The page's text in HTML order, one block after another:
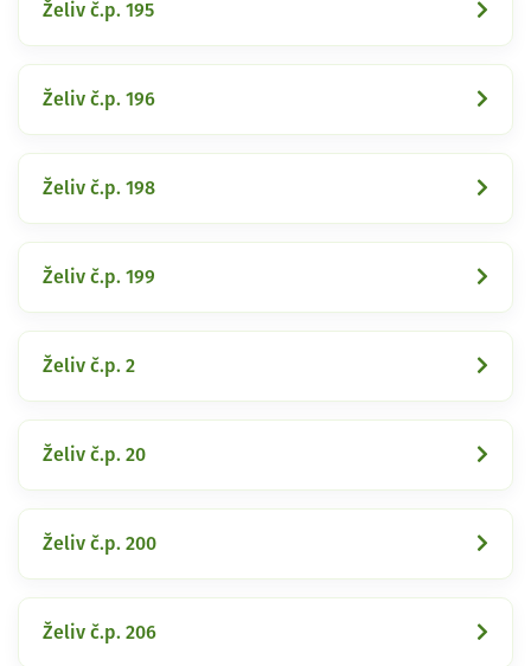
Želiv č.p. 195
Želiv č.p. 196
Želiv č.p. 198
Želiv č.p. 199
Želiv č.p. 2
Želiv č.p. 20
Želiv č.p. 200
Želiv č.p. 206